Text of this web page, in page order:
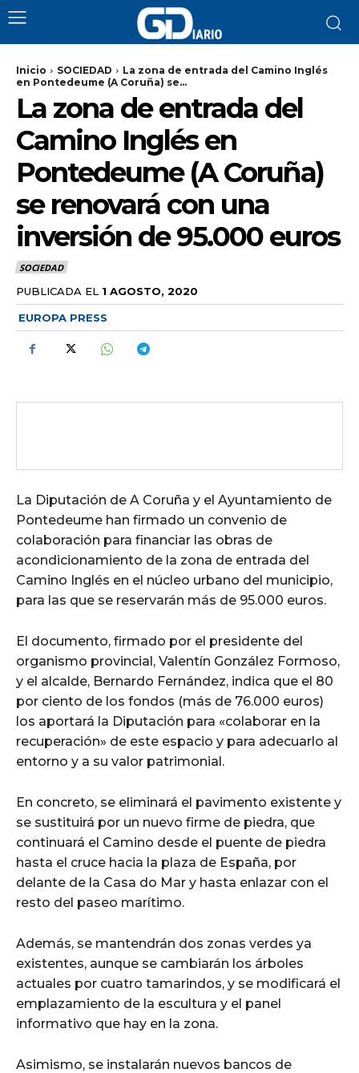
Inicio SOCIEDAD
La zona de entrada del Camino Inglés
en Pontedeume (A Coruña) se...
La zona de entrada del
Camino Inglés en
Pontedeume (A Coruña)
se renovará con una
inversión de 95.000 euros
SOCIEDAD
PUBLICADA EL 1 AGOSTO, 2020
EUROPA PRESS
La Diputación de A Coruña y el Ayuntamiento de
Pontedeume han firmado un convenio de
colaboración para financiar las obras de
acondicionamiento de la zona de entrada del
Camino Inglés en el núcleo urbano del municipio,
para las que se reservarán más de 95.000 euros.
El documento, firmado por el presidente del
organismo provincial, Valentín González Formoso,
y el alcalde, Bernardo Fernández, indica que el 80
por ciento de los fondos (más de 76.000 euros)
los aportará la Diputación para «colaborar en la
recuperación» de este espacio y para adecuarlo al
entorno y a su valor patrimonial.
En concreto, se eliminará el pavimento existente y
se sustituirá por un nuevo firme de piedra, que
continuará el Camino desde el puente de piedra
hasta el cruce hacia la plaza de España, por
delante de la Casa do Mar y hasta enlazar con el
resto del paseo marítimo.
Además, se mantendrán dos zonas verdes ya
existentes, aunque se cambiarán los árboles
actuales por cuatro tamarindos, y se modificará el
emplazamiento de la escultura y el panel
informativo que hay en la zona.
Asimismo, se instalarán nuevos bancos de